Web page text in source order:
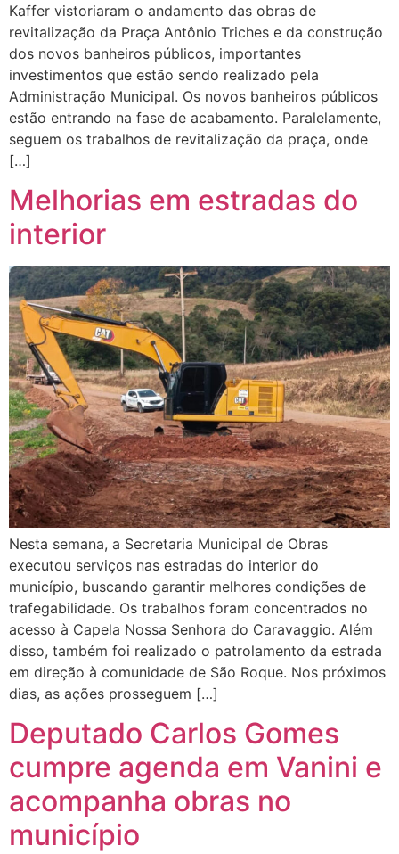
Kaffer vistoriaram o andamento das obras de
revitalização da Praça Antônio Triches e da construção
dos novos banheiros públicos, importantes
investimentos que estão sendo realizado pela
Administração Municipal. Os novos banheiros públicos
estão entrando na fase de acabamento. Paralelamente,
seguem os trabalhos de revitalização da praça, onde
[…]
Melhorias em estradas do
interior
Nesta semana, a Secretaria Municipal de Obras
executou serviços nas estradas do interior do
município, buscando garantir melhores condições de
trafegabilidade. Os trabalhos foram concentrados no
acesso à Capela Nossa Senhora do Caravaggio. Além
disso, também foi realizado o patrolamento da estrada
em direção à comunidade de São Roque. Nos próximos
dias, as ações prosseguem […]
Deputado Carlos Gomes
cumpre agenda em Vanini e
acompanha obras no
município